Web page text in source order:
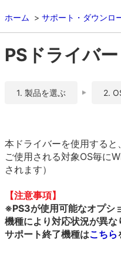
ホーム サポート・ダウンロ
PSドライバ
1. 製品を選ぶ 2.
本ドライバーを使用する
ご使用される対象OS毎に
されます）
【注意事項】
※PS3が使用可能なオプシ
機種により対応状況が異な
サポート終了機種はこちら